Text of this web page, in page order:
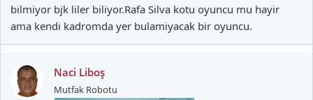
bilmiyor bjk liler biliyor.Rafa Silva kotu oyuncu mu hayir
ama kendi kadromda yer bulamiyacak bir oyuncu.
Naci Liboş
Mutfak Robotu